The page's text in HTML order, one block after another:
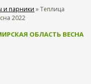
и парники »Теплица
2022
ОБЛАСТЬ ВЕСНА